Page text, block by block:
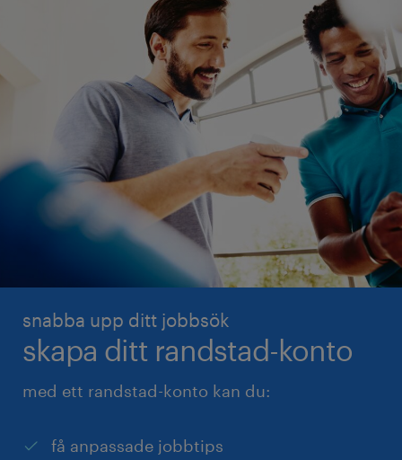
snabba upp ditt jobbsök
skapa ditt randstad-konto
med ett randstad-konto kan du:
få anpassade jobbtips